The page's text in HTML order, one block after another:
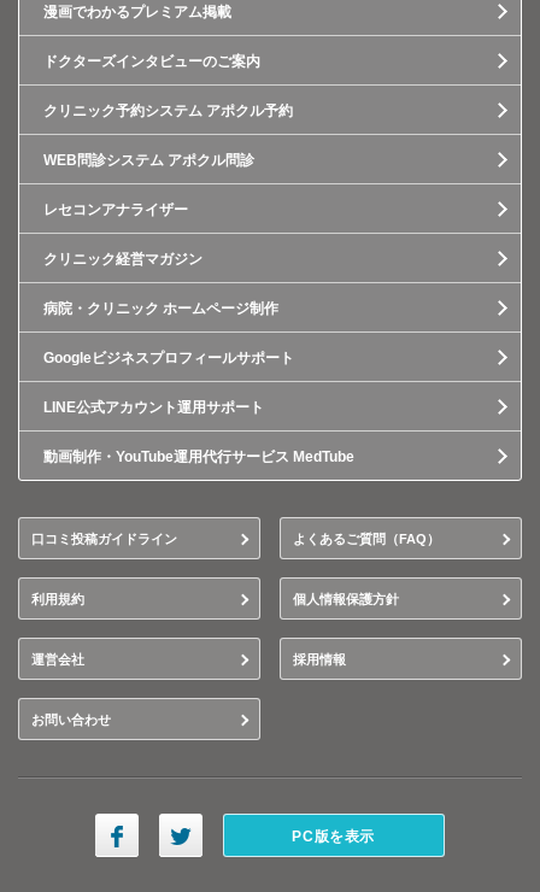
漫画でわかるプレミアム掲載
ドクターズインタビューのご案内
クリニック予約システム アポクル予約
WEB問診システム アポクル問診
レセコンアナライザー
クリニック経営マガジン
病院・クリニック ホームページ制作
Googleビジネスプロフィールサポート
LINE公式アカウント運用サポート
動画制作・YouTube運用代行サービス MedTube
口コミ投稿ガイドライン よくあるご質問（FAQ）
利用規約 個人情報保護方針
運営会社 採用情報
お問い合わせ
PC版を表示